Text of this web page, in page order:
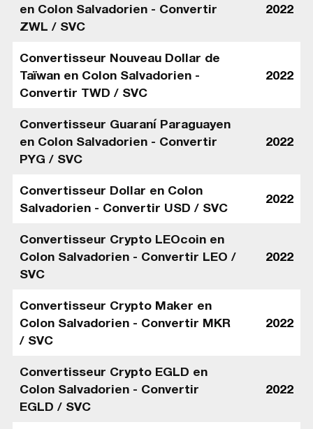
en Colon Salvadorien - Convertir
ZWL / SVC
2022
Convertisseur Nouveau Dollar de
Taïwan en Colon Salvadorien -
Convertir TWD / SVC
2022
Convertisseur Guaraní Paraguayen
en Colon Salvadorien - Convertir
PYG / SVC
2022
Convertisseur Dollar en Colon
Salvadorien - Convertir USD / SVC
2022
Convertisseur Crypto LEOcoin en
Colon Salvadorien - Convertir LEO /
SVC
2022
Convertisseur Crypto Maker en
Colon Salvadorien - Convertir MKR
/ SVC
2022
Convertisseur Crypto EGLD en
Colon Salvadorien - Convertir
EGLD / SVC
2022